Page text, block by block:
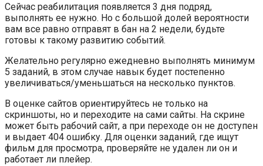
Сейчас реабилитация появляется 3 дня подряд,
выполнять ее нужно. Но с большой долей вероятности
вам все равно отправят в бан на 2 недели, будьте
готовы к такому развитию событий.
Желательно регулярно ежедневно выполнять минимум
5 заданий, в этом случае навык будет постепенно
увеличиваться/уменьшаться на несколько пунктов.
В оценке сайтов ориентируйтесь не только на
скриншоты, но и переходите на сами сайты. На скрине
может быть рабочий сайт, а при переходе он не доступен
и выдает 404 ошибку. Для оценки заданий, где ищут
фильм для просмотра, проверяйте не удален ли он и
работает ли плейер.